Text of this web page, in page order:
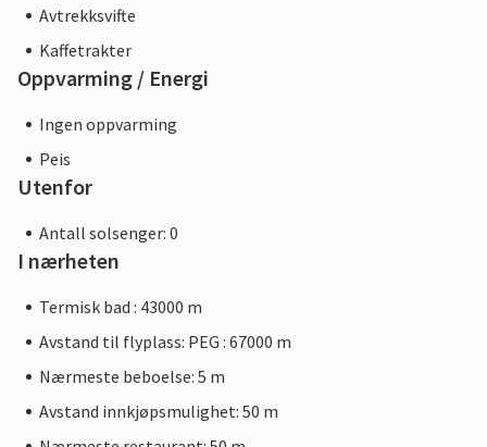
Avtrekksvifte
Kaffetrakter
Oppvarming / Energi
Ingen oppvarming
Peis
Utenfor
Antall solsenger: 0
I nærheten
Termisk bad : 43000 m
Avstand til flyplass: PEG : 67000 m
Nærmeste beboelse: 5 m
Avstand innkjøpsmulighet: 50 m